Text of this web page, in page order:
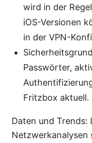
wird in der
iOS-Versionen
in der VPN-
Passwörter,
Fritzbox aktuell.
Daten und Trends:
Netzwerkanalysen